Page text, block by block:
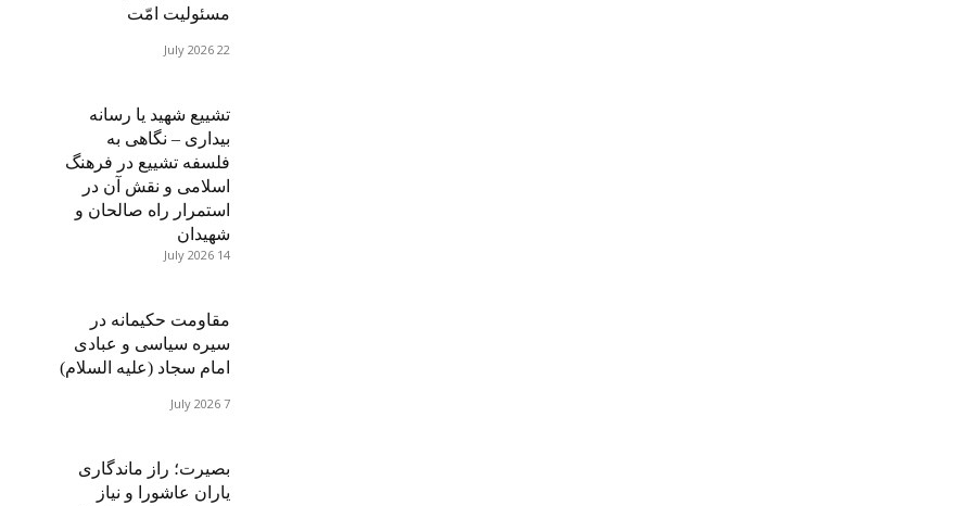
مسئولیت امّت
22 July 2026
تشییع شهید یا رسانه
بیداری – نگاهی به
فلسفه تشییع در فرهنگ
اسلامی و نقش آن در
استمرار راه صالحان و
شهیدان
14 July 2026
مقاومت حکیمانه در
سیره سیاسی و عبادی
امام سجاد (علیه السلام)
7 July 2026
بصیرت؛ راز ماندگاری
یاران عاشورا و نیاز